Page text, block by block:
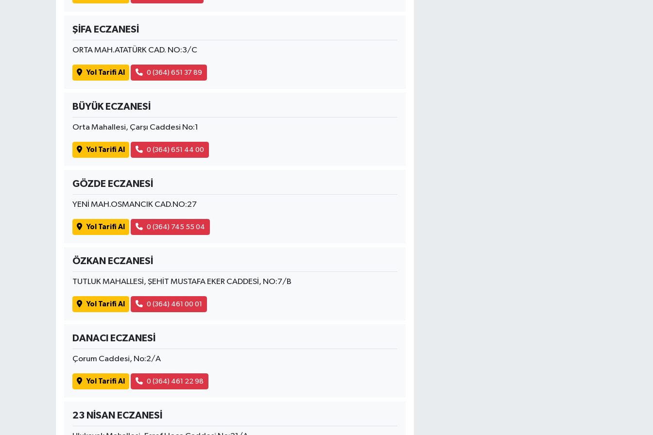
ŞİFA ECZANESİ
ORTA MAH.ATATÜRK CAD. NO:3/C
Yol Tarifi Al 0 (364) 651 37 89
BÜYÜK ECZANESİ
Orta Mahallesi, Çarşı Caddesi No:1
Yol Tarifi Al 0 (364) 651 44 00
GÖZDE ECZANESİ
YENİ MAH.OSMANCIK CAD.NO:27
Yol Tarifi Al 0 (364) 745 55 04
ÖZKAN ECZANESİ
TUTLUK MAHALLESİ, ŞEHİT MUSTAFA EKER CADDESİ, NO:7/B
Yol Tarifi Al 0 (364) 461 00 01
DANACI ECZANESİ
Çorum Caddesi, No:2/A
Yol Tarifi Al 0 (364) 461 22 98
23 NİSAN ECZANESİ